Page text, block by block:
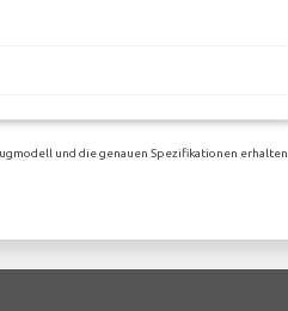
und die genauen Spezifikationen erhalten.